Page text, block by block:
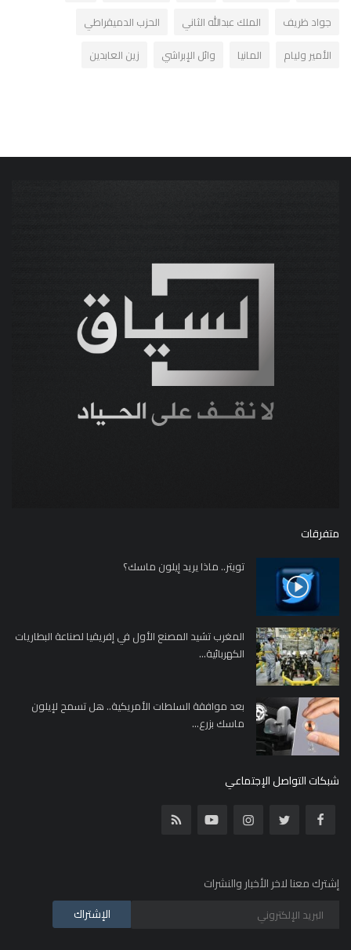
جواد ظريف
الملك عبدالله الثاني
الحزب الدميقراطي
الأمير وليام
المانيا وائل الإبراشي زين العابدين
متفرقات
تويتر.. ماذا يريد إيلون ماسك؟
المغرب تشيد المصنع الأول في إفريقيا لصناعة البطاريات
الكهربائية...
بعد موافقة السلطات الأمريكية.. هل تسمح لإيلون
ماسك بزرع...
شبكات التواصل الإجتماعي
إشترك معنا لاخر الأخبار والنشرات
الإشتراك